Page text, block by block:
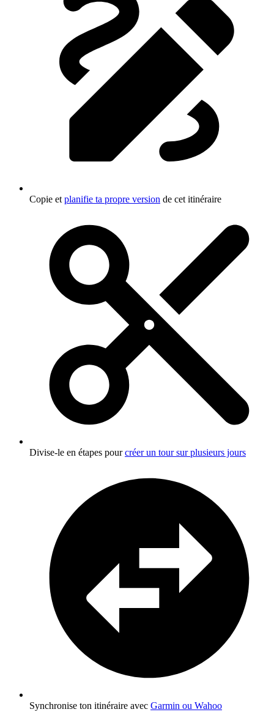
Copie et planifie ta propre version de cet itinéraire
Divise-le en étapes pourcréer un tour sur plusieurs jours
Synchronise ton itinéraire avec Garmin ou Wahoo